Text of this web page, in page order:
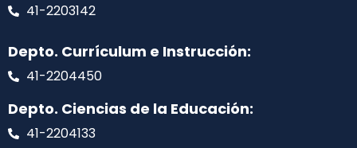
41-2203142
Depto. Currículum e Instrucción:
41-2204450
Depto. Ciencias de la Educación:
41-2204133